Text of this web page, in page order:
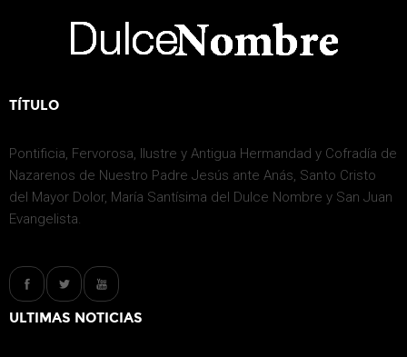
TÍTULO
Pontificia, Fervorosa, Ilustre y Antigua Hermandad y Cofradía de
Nazarenos de Nuestro Padre Jesús ante Anás, Santo Cristo
del Mayor Dolor, María Santísima del Dulce Nombre y San Juan
Evangelista.
ULTIMAS NOTICIAS